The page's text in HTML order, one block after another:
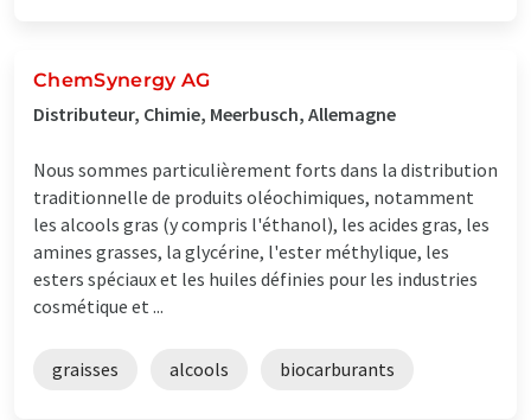
ChemSynergy AG
Distributeur, Chimie, Meerbusch, Allemagne
Nous sommes particulièrement forts dans la distribution
traditionnelle de produits oléochimiques, notamment
les alcools gras (y compris l'éthanol), les acides gras, les
amines grasses, la glycérine, l'ester méthylique, les
esters spéciaux et les huiles définies pour les industries
cosmétique et ...
graisses alcools biocarburants